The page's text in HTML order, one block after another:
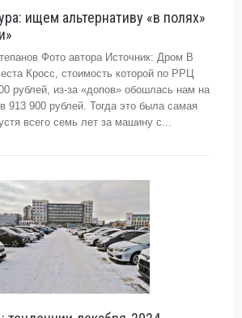
ищем альтернативу «в полях»
Фото автора Источник: Дром В
Кросс, стоимость которой по РРЦ
рублей, из-за «допов» обошлась нам на
900 рублей. Тогда это была самая
всего семь лет за машину с...